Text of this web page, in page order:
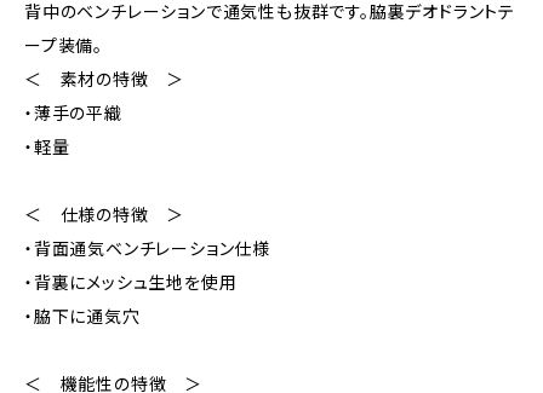
背中のベンチレーションで通気性も抜群です。脇裏デオドラントテ
ープ装備。
＜ 素材の特徴 ＞
・薄手の平織
・軽量
＜ 仕様の特徴 ＞
・背面通気ベンチレーション仕様
・背裏にメッシュ生地を使用
・脇下に通気穴
＜ 機能性の特徴 ＞